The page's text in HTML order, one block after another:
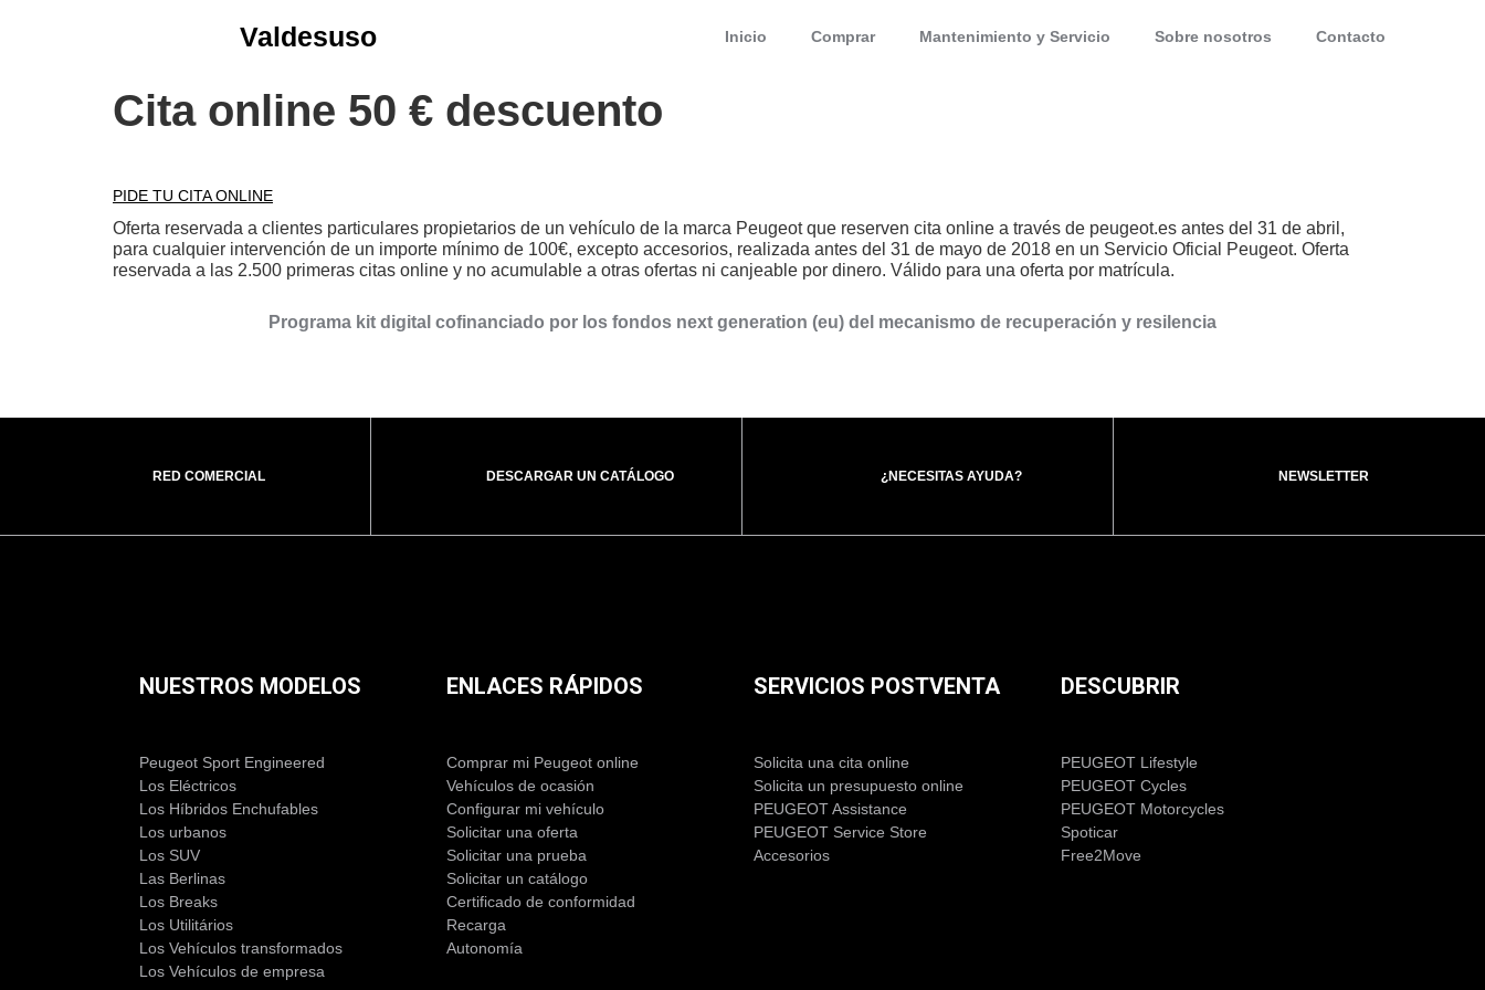
Valdesuso Inicio Comprar Mantenimiento y Servicio Sobre nosotros Contacto
Cita online 50 € descuento
PIDE TU CITA ONLINE
Oferta reservada a clientes particulares propietarios de un vehículo de la marca Peugeot que reserven cita online a través de peugeot.es antes del 31 de abril,
para cualquier intervención de un importe mínimo de 100€, excepto accesorios, realizada antes del 31 de mayo de 2018 en un Servicio Oficial Peugeot. Oferta
reservada a las 2.500 primeras citas online y no acumulable a otras ofertas ni canjeable por dinero. Válido para una oferta por matrícula.
Programa kit digital cofinanciado por los fondos next generation (eu) del mecanismo de recuperación y resilencia
RED COMERCIAL DESCARGAR UN CATÁLOGO ¿NECESITAS AYUDA? NEWSLETTER
NUESTROS MODELOS
Peugeot Sport Engineered
Los Eléctricos
Los Híbridos Enchufables
Los urbanos
Los SUV
Las Berlinas
Los Breaks
Los Utilitários
Los Vehículos transformados
Los Vehículos de empresa
ENLACES RÁPIDOS
Comprar mi Peugeot online
Vehículos de ocasión
Configurar mi vehículo
Solicitar una oferta
Solicitar una prueba
Solicitar un catálogo
Certificado de conformidad
Recarga
Autonomía
SERVICIOS POSTVENTA
Solicita una cita online
Solicita un presupuesto online
PEUGEOT Assistance
PEUGEOT Service Store
Accesorios
DESCUBRIR
PEUGEOT Lifestyle
PEUGEOT Cycles
PEUGEOT Motorcycles
Spoticar
Free2Move